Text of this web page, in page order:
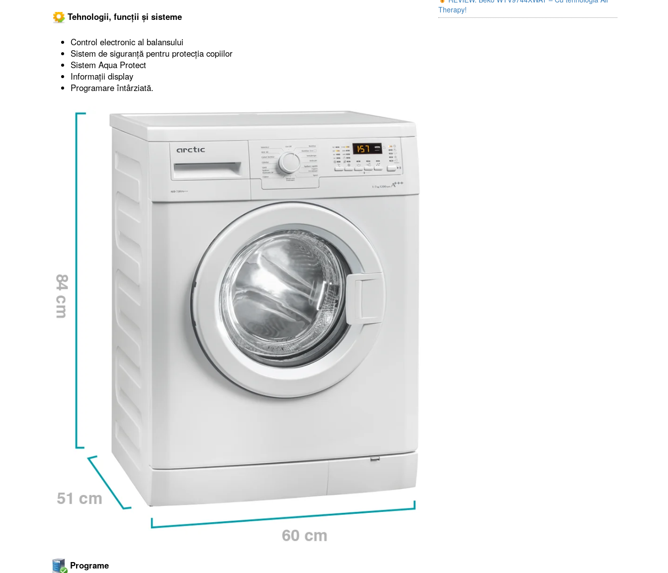
Tehnologii, funcții și sisteme
Control electronic al balansului
Sistem de siguranță pentru protecția copiilor
Sistem Aqua Protect
Informații display
Programare întârziată.
Programe
Therapy!